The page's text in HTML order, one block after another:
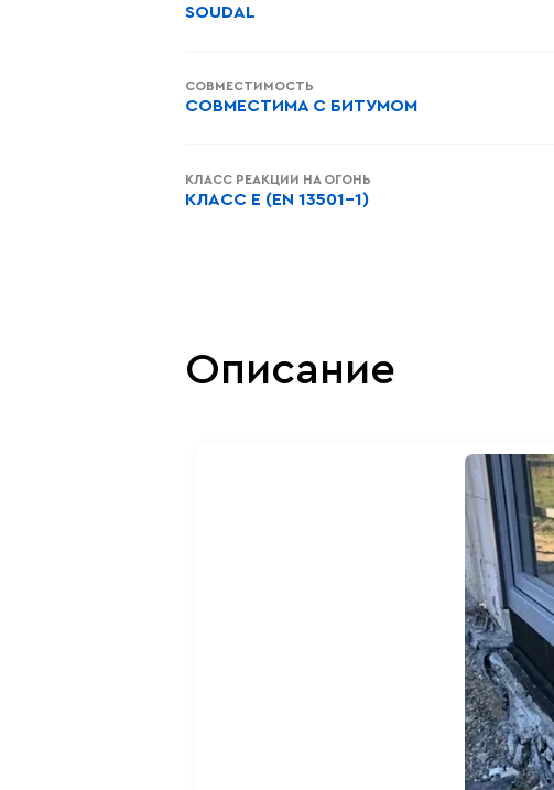
SOUDAL
СОВМЕСТИМОСТЬ
СОВМЕСТИМА С БИТУМОМ
КЛАСС РЕАКЦИИ НА ОГОНЬ
КЛАСС E (EN 13501-1)
Описание